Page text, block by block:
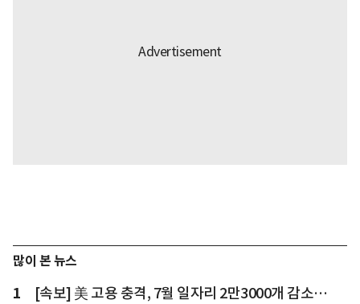
많이 본 뉴스
1
[속보] 美 고용 충격, 7월 일자리 2만3000개 감소…